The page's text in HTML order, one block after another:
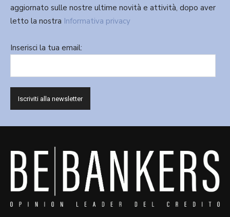
aggiornato sulle nostre ultime novità e attività, dopo aver
letto la nostra Informativa privacy
Inserisci la tua email: